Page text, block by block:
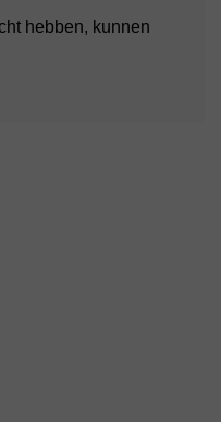
hebben, kunnen